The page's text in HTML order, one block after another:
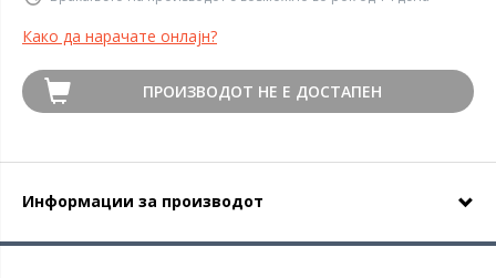
Како да нарачате онлајн?
ПРОИЗВОДОТ НЕ Е ДОСТАПЕН
Информации за производот